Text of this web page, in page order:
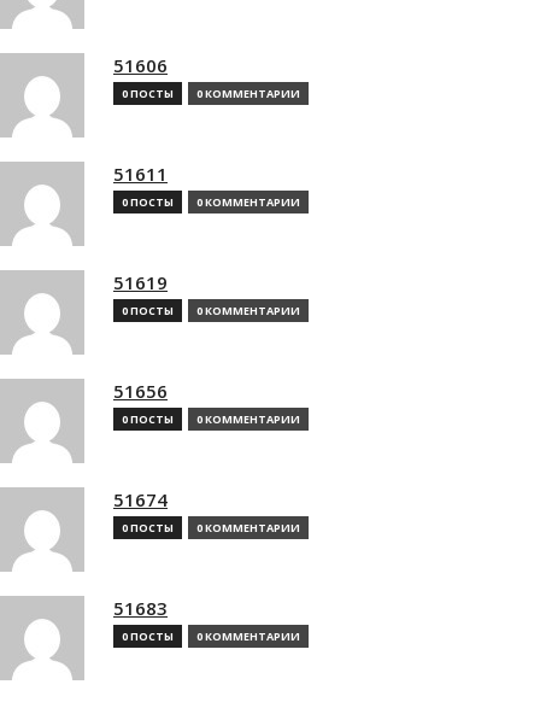
51606
0 ПОСТЫ 0 КОММЕНТАРИИ
51611
0 ПОСТЫ 0 КОММЕНТАРИИ
51619
0 ПОСТЫ 0 КОММЕНТАРИИ
51656
0 ПОСТЫ 0 КОММЕНТАРИИ
51674
0 ПОСТЫ 0 КОММЕНТАРИИ
51683
0 ПОСТЫ 0 КОММЕНТАРИИ